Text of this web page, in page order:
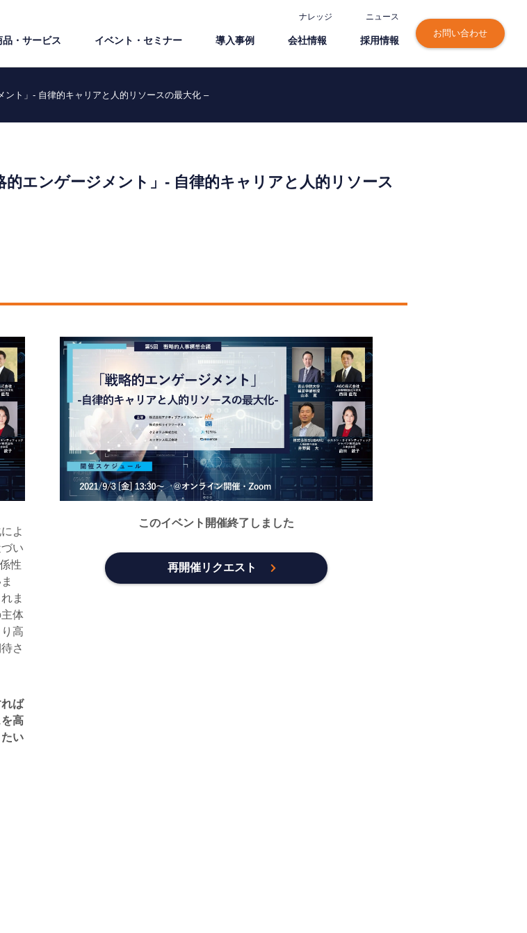
ナレッジ ニュース
品・サービス イベント・セミナー 導⼊事例 会社情報 採⽤情報
お問い合わせ
ト」- 自律的キャリアと人的リソースの最大化 –
的エンゲージメント」- 自律的キャリアと人的リソース
よ
い
性
ま
体
高
さ
ば
高
い
このイベント開催終了しました
再開催リクエスト